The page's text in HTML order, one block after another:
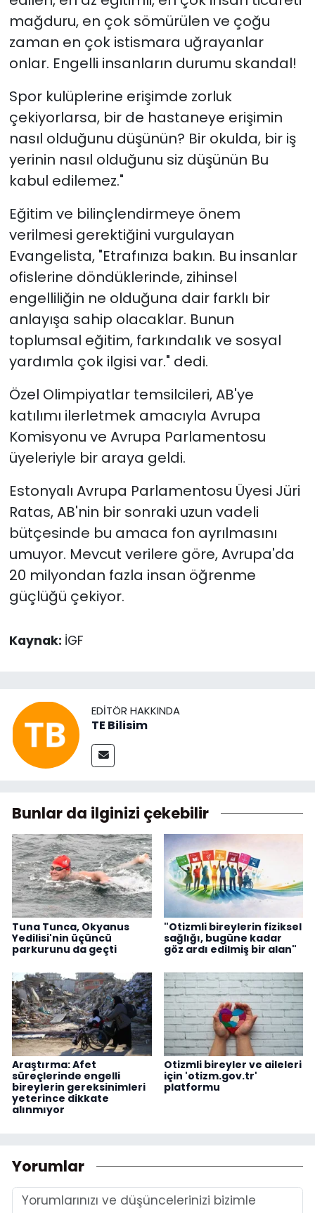
mağduru, en çok sömürülen ve çoğu
zaman en çok istismara uğrayanlar
onlar. Engelli insanların durumu skandal!
Spor kulüplerine erişimde zorluk
çekiyorlarsa, bir de hastaneye erişimin
nasıl olduğunu düşünün? Bir okulda, bir iş
yerinin nasıl olduğunu siz düşünün Bu
kabul edilemez."
Eğitim ve bilinçlendirmeye önem
verilmesi gerektiğini vurgulayan
Evangelista, "Etrafınıza bakın. Bu insanlar
ofislerine döndüklerinde, zihinsel
engelliliğin ne olduğuna dair farklı bir
anlayışa sahip olacaklar. Bunun
toplumsal eğitim, farkındalık ve sosyal
yardımla çok ilgisi var." dedi.
Özel Olimpiyatlar temsilcileri, AB'ye
katılımı ilerletmek amacıyla Avrupa
Komisyonu ve Avrupa Parlamentosu
üyeleriyle bir araya geldi.
Estonyalı Avrupa Parlamentosu Üyesi Jüri
Ratas, AB'nin bir sonraki uzun vadeli
bütçesinde bu amaca fon ayrılmasını
umuyor. Mevcut verilere göre, Avrupa'da
20 milyondan fazla insan öğrenme
güçlüğü çekiyor.
Kaynak: İGF
EDITÖR HAKKINDA
TE Bilisim
Bunlar da ilginizi çekebilir
Tuna Tunca, Okyanus
Yedilisi'nin üçüncü
parkurunu da geçti
"Otizmli bireylerin fiziksel
sağlığı, bugüne kadar
göz ardı edilmiş bir alan"
Araştırma: Afet
süreçlerinde engelli
bireylerin gereksinimleri
yeterince dikkate
alınmıyor
Otizmli bireyler ve aileleri
için 'otizm.gov.tr'
platformu
Yorumlar